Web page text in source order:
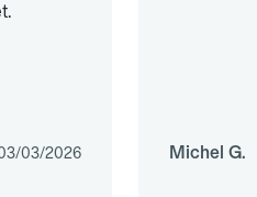
03/2026 Michel G.